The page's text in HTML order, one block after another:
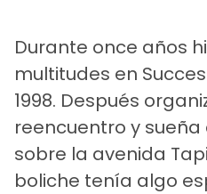
Durante once años
multitudes en
1998. Después
reencuentro y
sobre la avenida
boliche tenía algo